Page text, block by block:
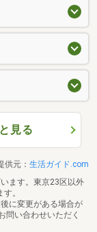
見る
供元： 生活ガイド.com
ます。東京23区以外
。
に変更がある場合が
問い合わせいただく